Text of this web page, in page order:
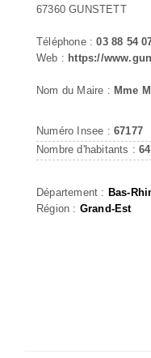
67360 GUNSTETT
Téléphone :03 88 54
Web : https://
Nom du Maire : Mme
Numéro Insee : 67177
Nombre d'habitants :
Département : Bas-
Région : Grand-Est